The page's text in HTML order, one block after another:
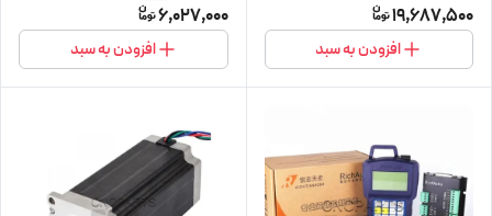
فاز 2ph نما nema 34 (اورجینال
وارداتی)
19,687,500
افزودن به سبد
6,027,000
افزودن به سبد